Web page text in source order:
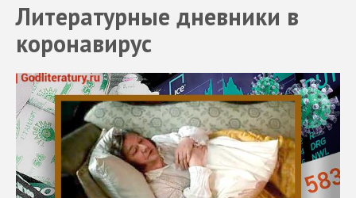
Литературные дневники в
коронавирус